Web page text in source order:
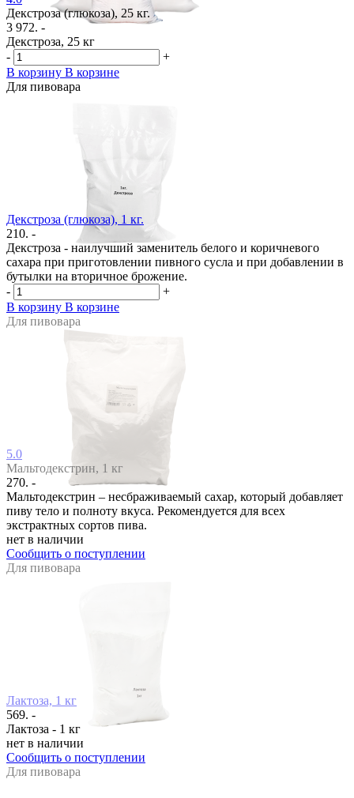
Декстроза (глюкоза), 25 кг.
3 972. -
Декстроза, 25 кг
-
+
В корзину В корзине
Для пивовара
Декстроза (глюкоза), 1 кг.
210. -
Декстроза - наилучший заменитель белого и коричневого
сахара при приготовлении пивного сусла и при добавлении в
бутылки на вторичное брожение.
-
+
В корзину В корзине
Для пивовара
5.0
Мальтодекстрин, 1 кг
270. -
Мальтодекстрин – несбраживаемый сахар, который добавляет
пиву тело и полноту вкуса. Рекомендуется для всех
экстрактных сортов пива.
нет в наличии
Сообщить о поступлении
Для пивовара
Лактоза, 1 кг
569. -
Лактоза - 1 кг
нет в наличии
Сообщить о поступлении
Для пивовара